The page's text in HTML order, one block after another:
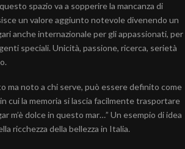
spazio va a sopperire la mancanza di
un valore aggiunto notevole divenendo un
anche internazionale per gli appassionati, per
speciali. Unicità, passione, ricerca, serietà
ma noto a chi serve, può essere definito come
cui la memoria si lascia facilmente trasportare
m’è dolce in questo mar…” Un esempio di idea
ricchezza della bellezza in Italia.